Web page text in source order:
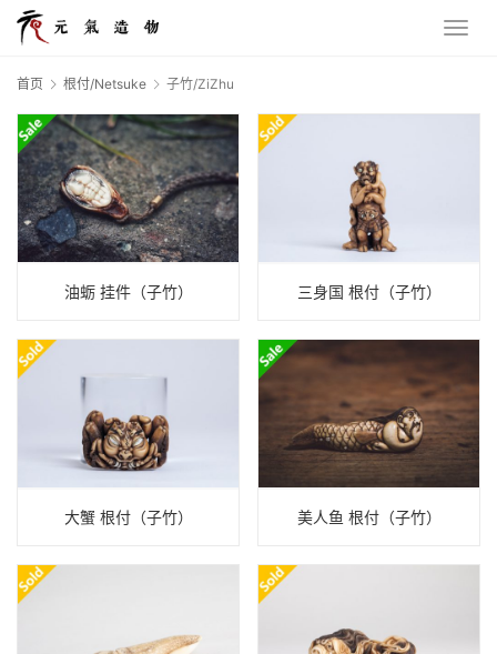
首页 根付/Netsuke 子竹/ZiZhu
油蛎 挂件（子竹） 三身国 根付（子竹）
大蟹 根付（子竹） 美人鱼 根付（子竹）